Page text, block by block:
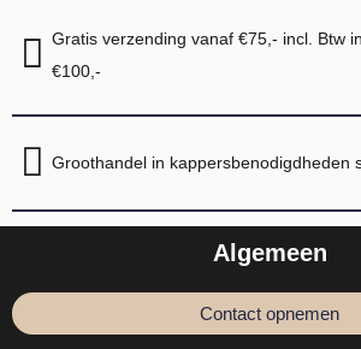
Gratis verzending vanaf €75,- incl. Btw
€100,-
Groothandel in kappersbenodigdheden
Algemeen
Contact opnemen